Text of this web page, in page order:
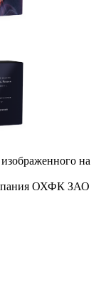
на
ОХФК ЗАО